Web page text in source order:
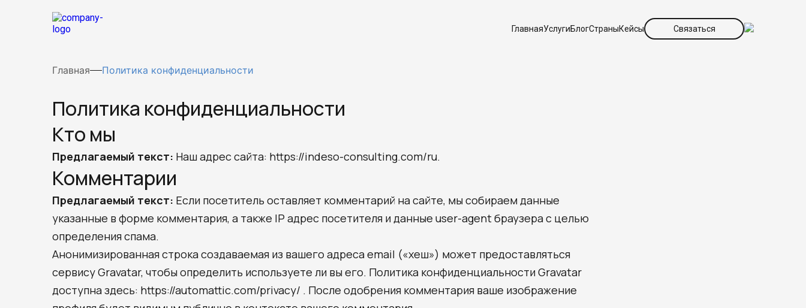
ГлавнаяУслугиБлогСтраныКейсы Связаться
Главная Политика конфиденциальности
Политика конфиденциальности
Кто мы
Предлагаемый текст: Наш адрес сайта: https://indeso-consulting.com/ru.
Комментарии
Предлагаемый текст: Если посетитель оставляет комментарий на сайте, мы собираем данные
указанные в форме комментария, а также IP адрес посетителя и данные user-agent браузера с целью
определения спама.
Анонимизированная строка создаваемая из вашего адреса email («хеш») может предоставляться
сервису Gravatar, чтобы определить используете ли вы его. Политика конфиденциальности Gravatar
доступна здесь: https://automattic.com/privacy/ . После одобрения комментария ваше изображение